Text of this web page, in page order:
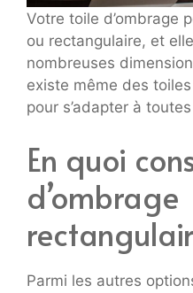
Votre toile d’ombrage
ou rectangulaire, et
nombreuses
existe même des
pour s’adapter à
En quoi
d’ombrage
Parmi les autres